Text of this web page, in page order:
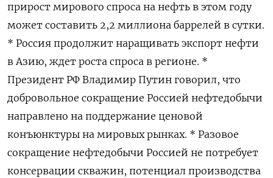
прирост мирового спроса на нефть в этом году
может составить 2,2 миллиона баррелей в сутки.
* Россия продолжит наращивать экспорт нефти
в Азию, ждет роста спроса в регионе. *
Президент РФ Владимир Путин говорил, что
добровольное сокращение Россией нефтедобычи
направлено на поддержание ценовой
конъюнктуры на мировых рынках. * Разовое
сокращение нефтедобычи Россией не потребует
консервации скважин, потенциал производства